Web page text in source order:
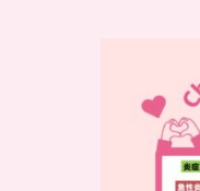
チ